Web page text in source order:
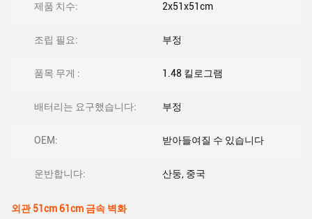
제품 치수: 2x51x51cm
조립 필요: 부정
품목 무게 ‎: 1.48 킬로그램
배터리는 요구했습니다: 부정
OEM: 받아들여질 수 있습니다
운반합니다: 산둥, 중국
외관 51cm 61cm 금속 벽화